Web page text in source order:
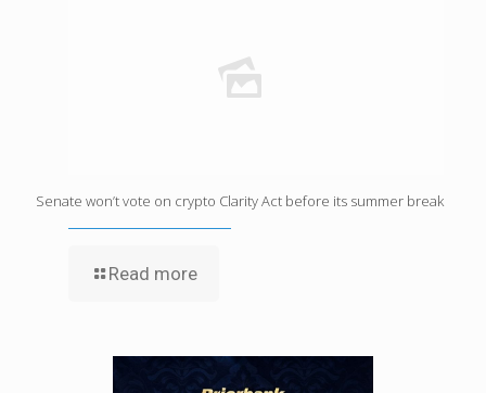
Senate won’t vote on crypto Clarity Act before its summer break
Read more